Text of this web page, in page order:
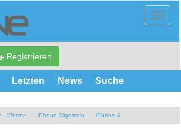
Registrieren
Letzten News Suche
- iPhone iPhone Allgemein iPhone 4